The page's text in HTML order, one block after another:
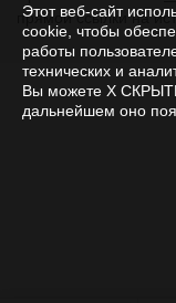
прямой ссылки на
Этот веб-сайт
cookie, чтобы
работы
технических и
Вы можете Х
дальнейшем оно